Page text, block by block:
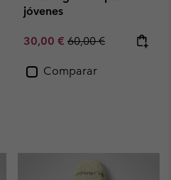
jóvenes
Sale price:
30,00 € Regular price:
60,00 €
Comparar